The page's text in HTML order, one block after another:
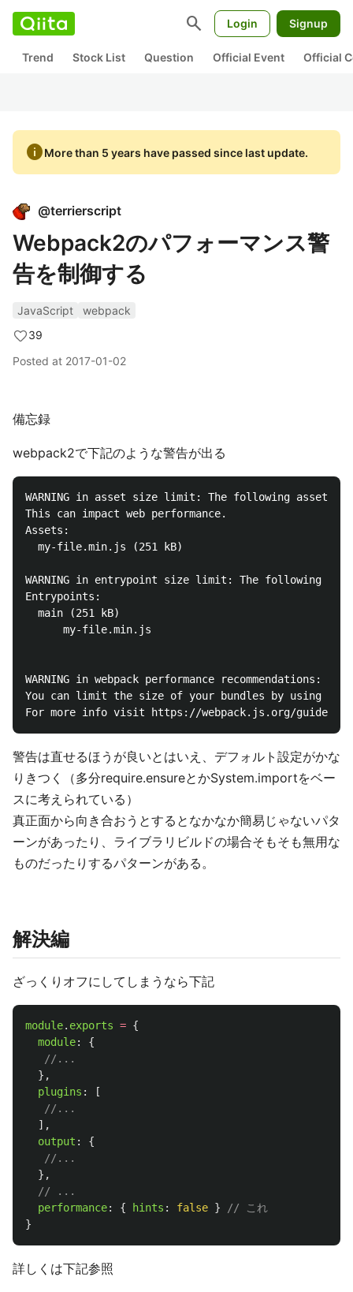
search Login Signup
Trend Stock List Question Official Event Official
infoMore than 5 years have passed since last update.
@terrierscript
Webpack2のパフォーマンス警
告を制御する
JavaScript
webpack
39
Posted at 2017-01-02
備忘録
webpack2で下記のような警告が出る
WARNING in asset size limit: The following asset(s)
This can impact web performance.
Assets:
  my-file.min.js (251 kB)
WARNING in entrypoint size limit: The following
Entrypoints:
  main (251 kB)
      my-file.min.js
WARNING in webpack performance recommendations:
You can limit the size of your bundles by using
警告は直せるほうが良いとはいえ、デフォルト設定がかな
りきつく（多分require.ensureとかSystem.importをベー
スに考えられている）
真正面から向き合おうとするとなかなか簡易じゃないパタ
ーンがあったり、ライブラリビルドの場合そもそも無用な
ものだったりするパターンがある。
解決編
ざっくりオフにしてしまうなら下記
module. exports = {
module:
{
//...
},
plugins :
[
//...
],
output :
{
//...
},
// ...
performance: { hints : false }
// これ
}
詳しくは下記参照